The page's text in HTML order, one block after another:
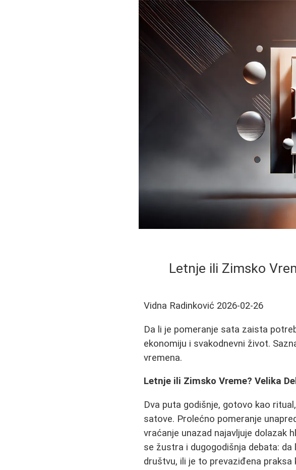
Letnje ili Zimsko
Vidna Radinković 2026-02-26
Da li je pomeranje sata zaista
ekonomiju i svakodnevni život.
vremena.
Letnje ili Zimsko Vreme? Velika
Dva puta godišnje, gotovo kao
satove. Prolećno pomeranje
vraćanje unazad najavljuje dolazak
se žustra i dugogodišnja debata: da
društvu, ili je to prevaziđena